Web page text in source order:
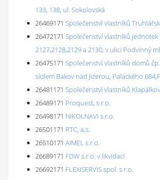
133, 138, ul. Sokolovská
26469171 Společenství vlastníků
26472171 Společenství vlastníků jednotek
2127,2128,2129 a 2130, v ulici Podvinný
26475171 Společenství vlastníků domů
sídlem Bakov nad Jizerou, Palackého
26481171 Společenství vlastníků
26489171 Proquest, s.r.o.
26498171 NIKOLNAVI s.r.o.
26501171 RTC, a.s.
26510171 AIMEL s.r.o.
26689171 FDW s.r.o. v likvidaci
26692171 FLEXISERVIS spol. s r.o.